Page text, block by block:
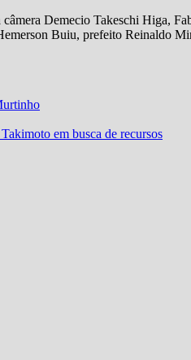
Demecio Takeschi Higa,
Buiu, prefeito Reinaldo
em busca de recursos